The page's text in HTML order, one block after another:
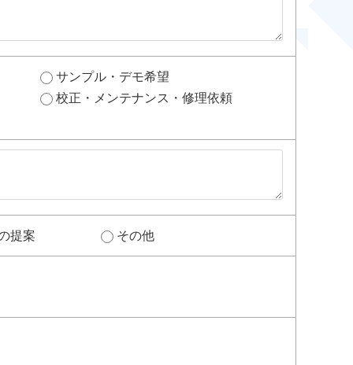
サンプル・デモ希望
校正・メンテナンス・修理依頼
提案 その他